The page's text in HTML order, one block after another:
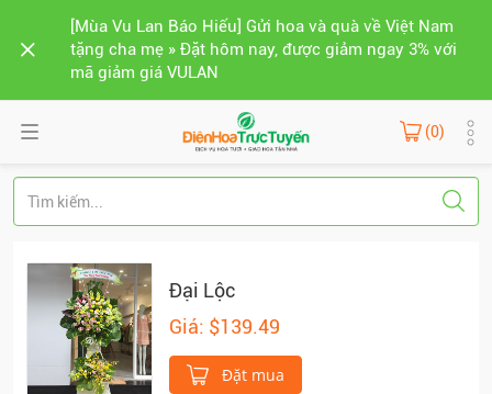
[Mùa Vu Lan Báo Hiếu] Gửi hoa và quà về Việt Nam
tặng cha mẹ » Đặt hôm nay, được giảm ngay 3% với
mã giảm giá VULAN
(0)
Đại Lộc
Giá: $139.49
Đặt mua